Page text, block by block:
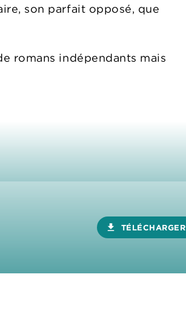
son parfait opposé, que
romans indépendants mais
download TÉLÉCHARGER